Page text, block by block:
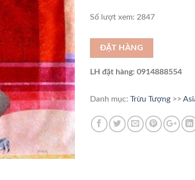
Số lượt xem: 2847
ĐẶT HÀNG
LH đặt hàng: 0914888554
Danh mục: Trừu Tượng >>